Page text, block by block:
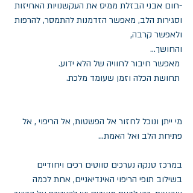
-חום אבני הבזלת ממיס את העקשנויות האחיזות
וסגירות הלב, מאפשר הזדמנות להתמסר, להרפות
ולאפשר קרבה,
והחושך...
מי ייתן ונוכל לחזור אל הפשטות, אל הריפוי , אל
פתיחת הלב ואל האמת...
במרכז טנקה נערכים סווטים רכים ויחודיים
בשילוב תופי הריפוי האינדיאניים, אחת לכמה